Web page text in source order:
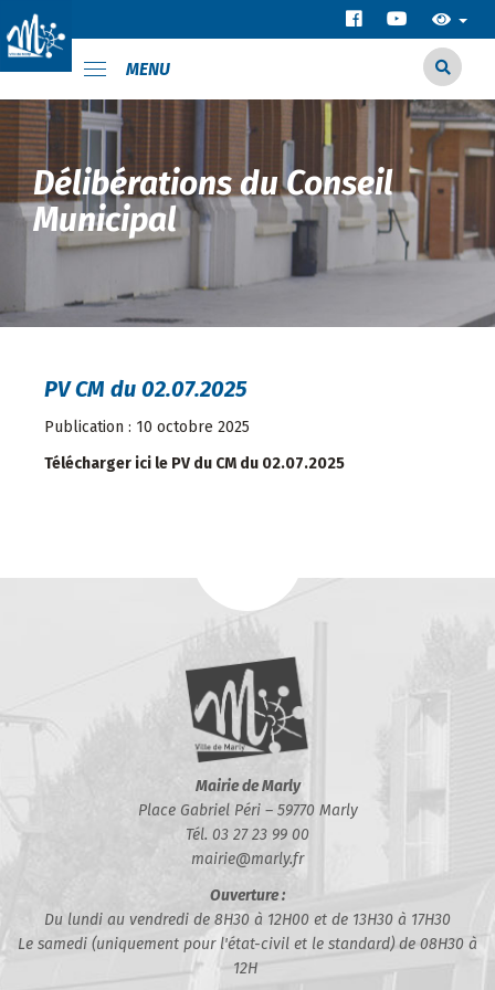
MENU
Délibérations du Conseil
Municipal
PV CM du 02.07.2025
Publication : 10 octobre 2025
Télécharger ici le PV du CM du 02.07.2025
Mairie de Marly
Place Gabriel Péri – 59770 Marly
Tél. 03 27 23 99 00
mairie@marly.fr
Ouverture :
Du lundi au vendredi de 8H30 à 12H00 et de 13H30 à 17H30
Le samedi (uniquement pour l'état-civil et le standard) de 08H30 à
12H